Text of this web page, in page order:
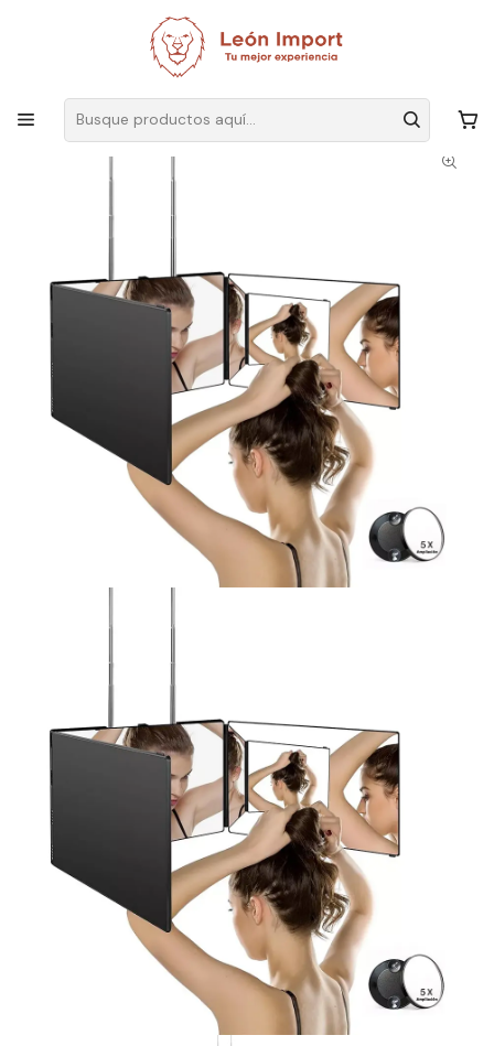
Envíos GRATIS
Ver Todos Los Productos
Espejo De 3 Vías De Corte De Pelo Triple De 360° Con Ganchos